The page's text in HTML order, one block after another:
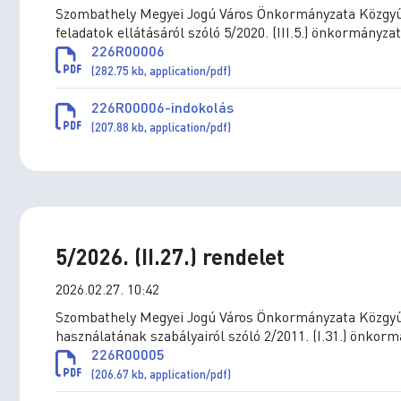
Szombathely Megyei Jogú Város Önkormányzata
feladatok ellátásáról szóló 5/2020. (III.5.)
226R00006
(282.75 kb, application/pdf)
226R00006-indokolás
(207.88 kb, application/pdf)
5/2026. (II.27.) rendelet
2026.02.27. 10:42
Szombathely Megyei Jogú Város Önkormányzata
használatának szabályairól szóló 2/2011. (I.31.)
226R00005
(206.67 kb, application/pdf)
ELŐADÁS/KIÁLLÍTÁS
PROGRAMOK – 2026.
augusztus
vagyok én, te vagy te / zártkörű
előadás (Előadás/Kiállítás)
Múzeum, Szombathely, Kisfaludy Sándor
9. -2026 Augusztus 01. (Szombat) 17:00
Én vagyok